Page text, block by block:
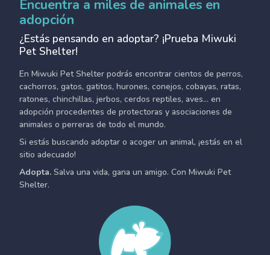
Encuentra a miles de animales en
adopción
¿Estás pensando en adoptar? ¡Prueba Miwuki
Pet Shelter!
En Miwuki Pet Shelter podrás encontrar cientos de perros,
cachorros, gatos, gatitos, hurones, conejos, cobayas, ratas,
ratones, chinchillas, jerbos, cerdos reptiles, aves... en
adopción procedentes de protectoras y asociaciones de
animales o perreras de todo el mundo.
Si estás buscando adoptar o acoger un animal, ¡estás en el
sitio adecuado!
Adopta. Salva una vida, gana un amigo. Con Miwuki Pet
Shelter.